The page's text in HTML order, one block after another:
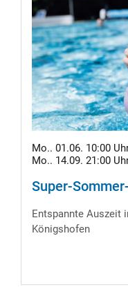
Mo.. 01.06. 10:00
Mo.. 14.09. 21:00
Super-
Entspannte Auszeit
Königshofen